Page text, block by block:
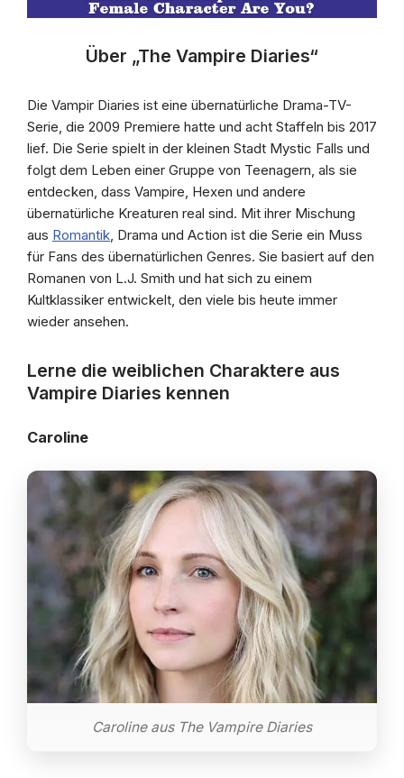
Über „The Vampire Diaries“
Die Vampir Diaries ist eine übernatürliche Drama-TV-
Serie, die 2009 Premiere hatte und acht Staffeln bis 2017
lief. Die Serie spielt in der kleinen Stadt Mystic Falls und
folgt dem Leben einer Gruppe von Teenagern, als sie
entdecken, dass Vampire, Hexen und andere
übernatürliche Kreaturen real sind. Mit ihrer Mischung
aus Romantik , Drama und Action ist die Serie ein Muss
für Fans des übernatürlichen Genres. Sie basiert auf den
Romanen von L.J. Smith und hat sich zu einem
Kultklassiker entwickelt, den viele bis heute immer
wieder ansehen.
Lerne die weiblichen Charaktere aus
Vampire Diaries kennen
Caroline
Caroline aus The Vampire Diaries